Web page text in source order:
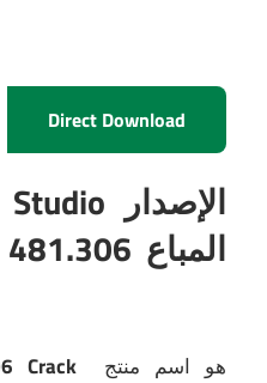
Direct Download
Crackهو اسم منتج